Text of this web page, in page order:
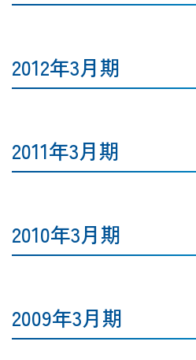
2012年3月期
2011年3月期
2010年3月期
2009年3月期